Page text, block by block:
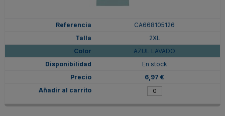
CA668105126
2XL
AZUL LAVADO
En stock
6,97 €